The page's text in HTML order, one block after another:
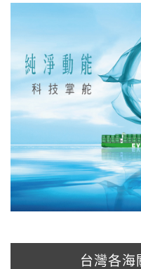
台灣各海